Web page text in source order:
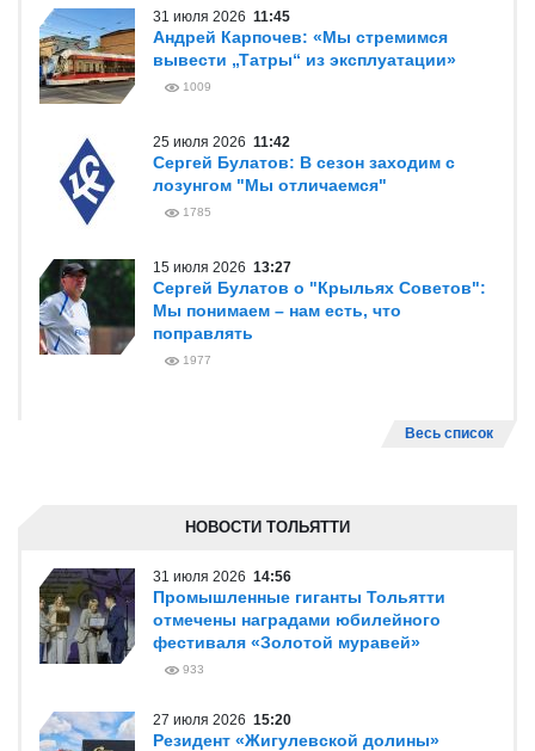
31 июля 2026 11:45
Андрей Карпочев: «Мы стремимся
вывести „Татры“ из эксплуатации»
1009
25 июля 2026 11:42
Сергей Булатов: В сезон заходим с
лозунгом "Мы отличаемся"
1785
15 июля 2026 13:27
Сергей Булатов о "Крыльях Советов":
Мы понимаем – нам есть, что
поправлять
1977
Весь список
НОВОСТИ ТОЛЬЯТТИ
31 июля 2026 14:56
Промышленные гиганты Тольятти
отмечены наградами юбилейного
фестиваля «Золотой муравей»
933
27 июля 2026 15:20
Резидент «Жигулевской долины»